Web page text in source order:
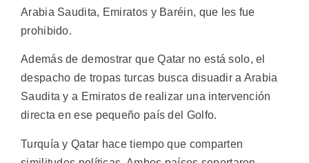
Arabia Saudita, Emiratos y Baréin, que les fue
prohibido.
Además de demostrar que Qatar no está solo, el
despacho de tropas turcas busca disuadir a Arabia
Saudita y a Emiratos de realizar una intervención
directa en ese pequeño país del Golfo.
Turquía y Qatar hace tiempo que comparten